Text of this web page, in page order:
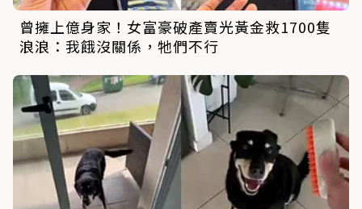
曾擁上億身家！女富豪破產賣光黃金救1700隻
浪浪：我餓沒關係，牠們不行